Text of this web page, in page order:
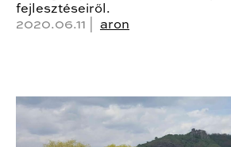
fejlesztéseiről.
2020.06.11 | aron